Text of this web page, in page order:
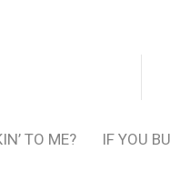
TO ME? IF YOU